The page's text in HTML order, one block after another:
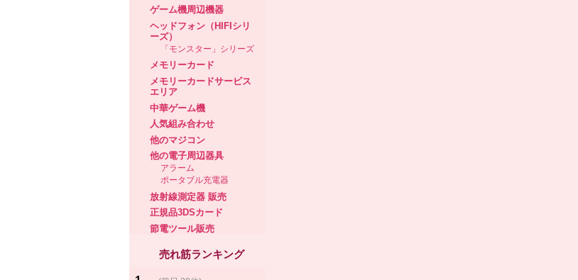
ゲーム機周辺機器
ヘッドフォン（HIFIシリ
ーズ）
「モンスター」シリーズ
メモリーカード
メモリーカードサービス
エリア
中華ゲーム機
人気組み合わせ
他のマジコン
他の電子周辺器具
アラーム
ポータブル充電器
放射線測定器 販売
正規品3DSカード
節電ツール販売
売れ筋ランキング